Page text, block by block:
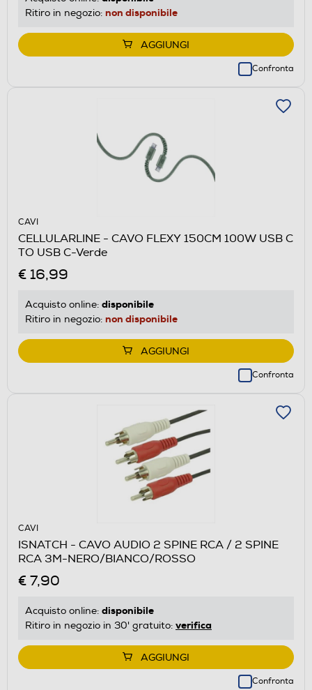
Ritiro in negozio: non disponibile
AGGIUNGI
Confronta
CAVI
CELLULARLINE - CAVO FLEXY 150CM 100W USB C
TO USB C-Verde
€ 16,99
Acquisto online: disponibile
Ritiro in negozio: non disponibile
AGGIUNGI
Confronta
CAVI
ISNATCH - CAVO AUDIO 2 SPINE RCA / 2 SPINE
RCA 3M-NERO/BIANCO/ROSSO
€ 7,90
Acquisto online: disponibile
Ritiro in negozio in 30' gratuito: verifica
AGGIUNGI
Confronta